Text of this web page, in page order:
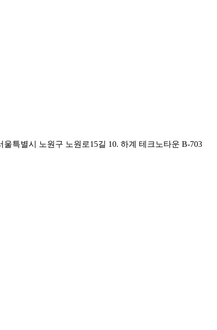
울특별시 노원구 노원로15길 10. 하계 테크노타운 B-703